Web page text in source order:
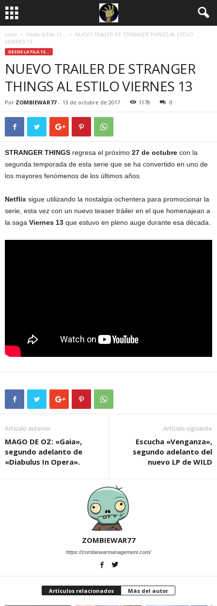
Inicio Desde la Fila 13...
NUEVO TRAILER DE STRANGER THINGS AL ESTILO
VIERNES 13
DESDE LA FILA 13...
NUEVO TRAILER DE STRANGER
THINGS AL ESTILO VIERNES 13
Por ZOMBIEWAR77- 13 de octubre de 2017 1178 0
STRANGER THINGS regresa el próximo 27 de octubre con la
segunda temporada de esta serie que se ha convertido en uno de
los mayores fenómenos de los últimos años.
Netflix sigue utilizando la nostalgia ochentera para promocionar la
serie, esta vez con un nuevo teaser tráiler en el que homenajean a
la saga Viernes 13 que estuvo en pleno auge durante esa década.
Artículo anterior
MAGO DE OZ: «Gaia»,
segundo adelanto de
«Diabulus In Opera».
Artículo siguiente
Escucha «Venganza»,
segundo adelanto del
nuevo LP de WILD
ZOMBIEWAR77
https://zombiewarmanagement.com/
Artículos relacionados Más del autor